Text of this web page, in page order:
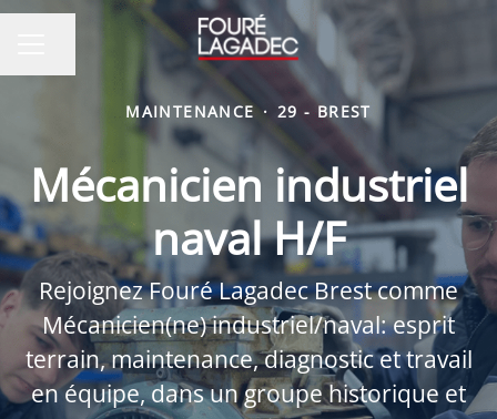
MAINTENANCE · 29 - BREST
Mécanicien industriel
naval H/F
Rejoignez Fouré Lagadec Brest comme
Mécanicien(ne) industriel/naval: esprit
terrain, maintenance, diagnostic et travail
en équipe, dans un groupe historique et